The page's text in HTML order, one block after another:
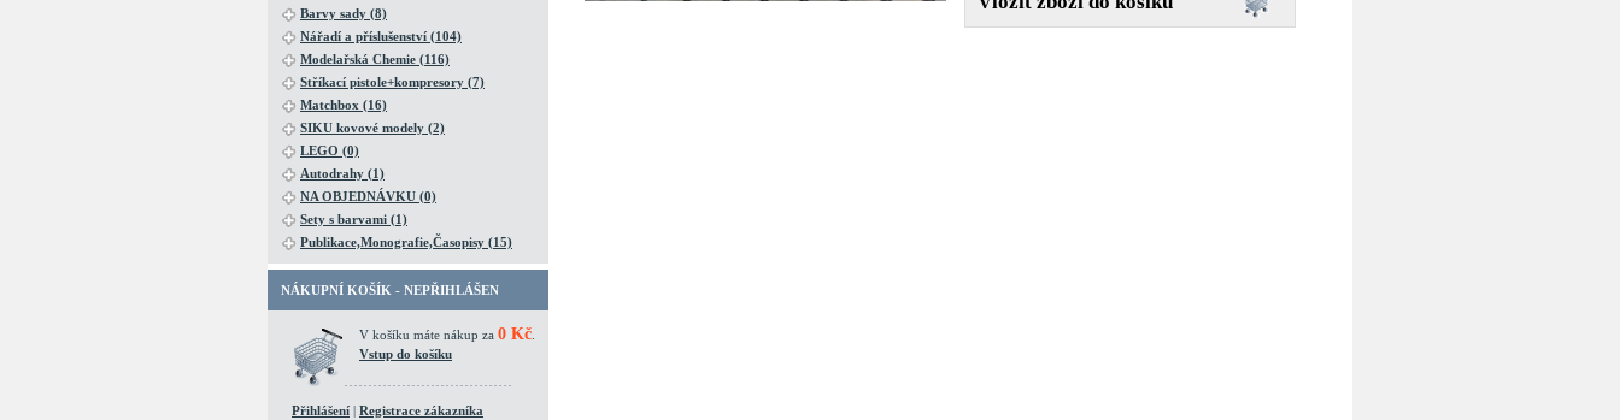
Barvy sady (8)
Nářadí a příslušenství (104)
Modelařská Chemie (116)
Stříkací pistole+kompresory (7)
Matchbox (16)
SIKU kovové modely (2)
LEGO (0)
Autodrahy (1)
NA OBJEDNÁVKU (0)
Sety s barvami (1)
Publikace,Monografie,Časopisy (15)
NÁKUPNÍ KOŠÍK - NEPŘIHLÁŠEN
V košíku máte nákup za 0 Kč
Vstup do košíku
Přihlášení | Registrace zákazníka